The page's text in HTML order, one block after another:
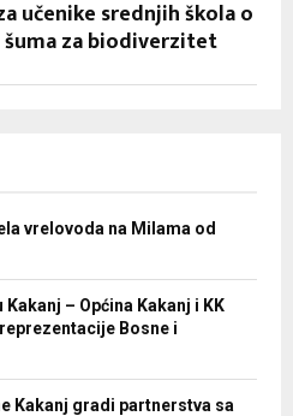
učenike srednjih škola o
šuma za biodiverzitet
vrelovoda na Milama od
– Općina Kakanj i KK
Bosne i
Kakanj gradi partnerstva sa